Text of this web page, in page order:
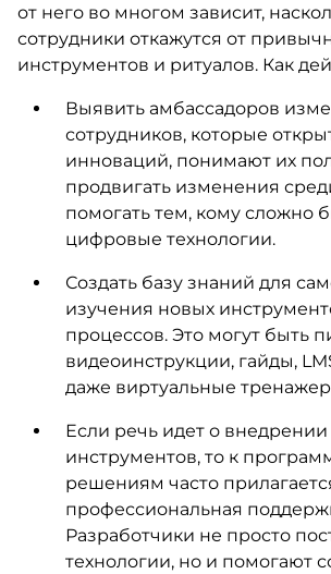
от него во многом зависит,
сотрудники откажутся от
инструментов и ритуалов. Как
Выявить амбассадоров
сотрудников, которые
инноваций, понимают их
продвигать изменения
помогать тем, кому сложно
цифровые технологии.
Создать базу знаний для
изучения новых
процессов. Это могут быть
видеоинструкции, гайды,
даже виртуальные
Если речь идет о
инструментов, то к
решениям часто
профессиональная
Разработчики не просто
технологии, но и помогают